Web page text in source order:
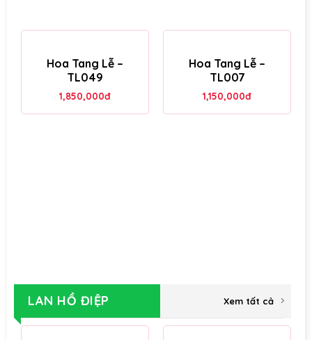
Hoa Tang Lễ –
TL049
1,850,000đ
Hoa Tang Lễ –
TL007
1,150,000đ
LAN HỒ ĐIỆP Xem tất cả